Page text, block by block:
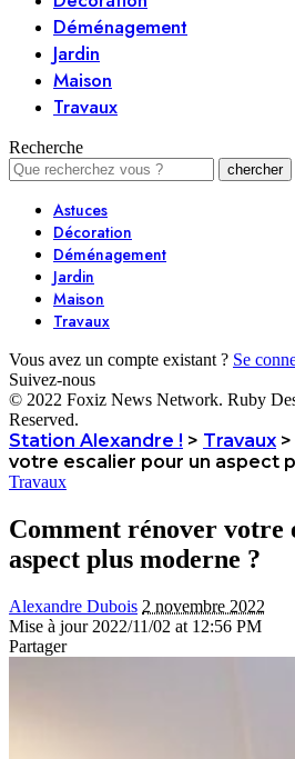
Déménagement
Jardin
Maison
Travaux
Recherche
Astuces
Décoration
Déménagement
Jardin
Maison
Travaux
Vous avez un compte existant ? Se
Suivez-nous
© 2022 Foxiz News Network. Ruby
Reserved.
Station Alexandre ! > Travaux >
votre escalier pour un aspect
Travaux
Comment rénover votre
aspect plus moderne ?
Alexandre Dubois 2 novembre 2022
Mise à jour 2022/11/02 at 12:56 PM
Partager